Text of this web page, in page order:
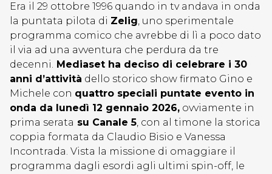
Era il 29 ottobre 1996 quando in tv andava in onda
la puntata pilota di Zelig, uno sperimentale
programma comico che avrebbe di lì a poco dato
il via ad una avventura che perdura da tre
decenni. Mediaset ha deciso di celebrare i 30
anni d’attività dello storico show firmato Gino e
Michele con quattro speciali puntate evento in
onda da lunedì 12 gennaio 2026, ovviamente in
prima serata su Canale 5, con al timone la storica
coppia formata da Claudio Bisio e Vanessa
Incontrada. Vista la missione di omaggiare il
programma dagli esordi agli ultimi spin-off, le